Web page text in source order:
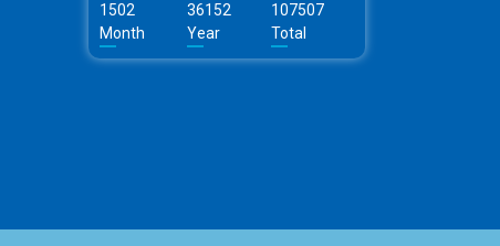
1502
Month
36152
Year
107507
Total